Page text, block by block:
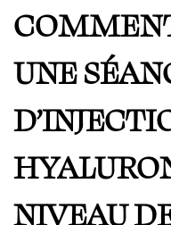
UNE
NIVEAU